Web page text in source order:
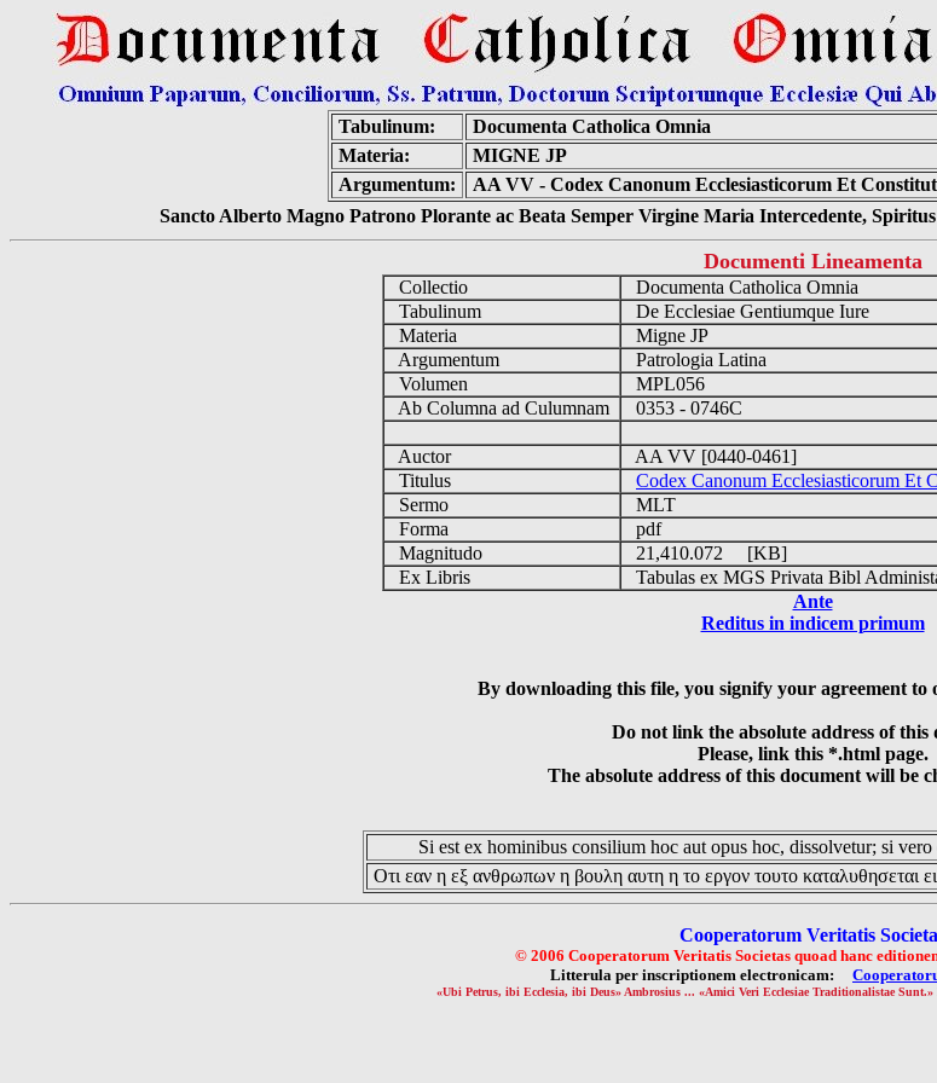
Tabulinum:
Documenta Catholica Omnia
Materia:
MIGNE JP
Argumentum:
AA VV - Codex Canonum Ecclesiasticorum Et
Sancto Alberto Magno Patrono Plorante ac Beata Semper Virgine Maria Intercedente,
Documenti Lineamenta
Collectio
Documenta Catholica Omnia
Tabulinum
De Ecclesiae Gentiumque Iure
Materia
Migne JP
Argumentum
Patrologia Latina
Volumen
MPL056
Ab Columna ad Culumnam
0353 - 0746C
Auctor
AA VV [0440-0461]
Titulus
Codex Canonum Ecclesiasticorum Et
Sermo
MLT
Forma
pdf
Magnitudo
21,410.072 [KB]
Ex Libris
Tabulas ex MGS Privata Bibl
Ante
Reditus in indicem primum
By downloading this file, you signify your agreement to
Do not link the absolute address of this
Please, link this *.html page.
The absolute address of this document will be
Si est ex hominibus consilium hoc aut opus hoc, dissolvetur; si
Οτι εαν η εξ ανθρωπων η βουλη αυτη η το εργον τουτο καταλυθησεται
Cooperatorum Veritatis
© 2006 Cooperatorum Veritatis Societas quoad hanc
Litterula per inscriptionem electronicam:
«Ubi Petrus, ibi Ecclesia, ibi Deus» Ambrosius ... «Amici Veri Ecclesiae Traditionalistae